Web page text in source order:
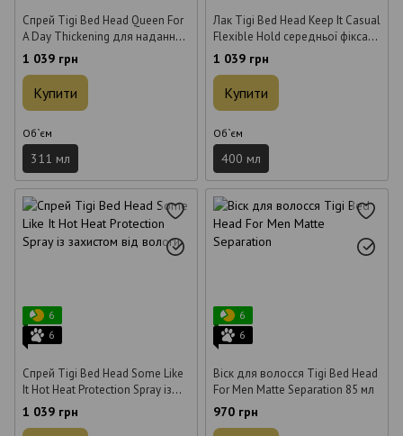
Спрей Tigi Bed Head Queen For
A Day Thickening для надання
об’єму 311 мл
1 039 грн
Купити
Об`єм
311 мл
Лак Tigi Bed Head Keep It Casual
Flexible Hold середньої фіксації
400 мл
1 039 грн
Купити
Об`єм
400 мл
6
6
Спрей Tigi Bed Head Some Like
It Hot Heat Protection Spray із
захистом від вологи 100 мл
1 039 грн
6
6
Віск для волосся Tigi Bed Head
For Men Matte Separation 85 мл
970 грн